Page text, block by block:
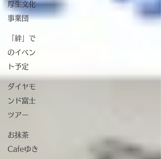
厚生文化
事業団
「絆」で
のイベン
ト予定
ダイヤモ
ンド富士
ツアー
お抹茶
Cafeゆき